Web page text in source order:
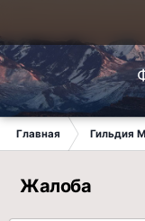
Главная Гильдия
Жалоба